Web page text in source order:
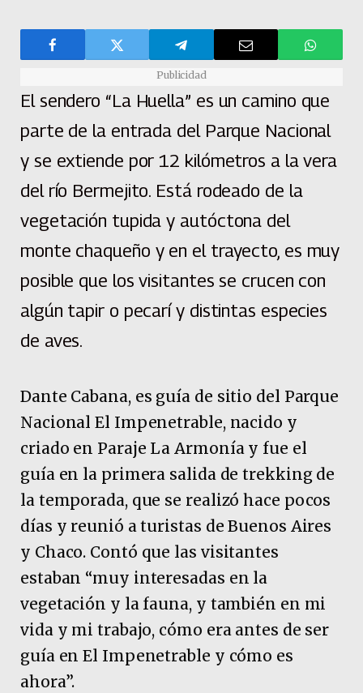
Publicidad
El sendero “La Huella” es un camino que
parte de la entrada del Parque Nacional
y se extiende por 12 kilómetros a la vera
del río Bermejito. Está rodeado de la
vegetación tupida y autóctona del
monte chaqueño y en el trayecto, es muy
posible que los visitantes se crucen con
algún tapir o pecarí y distintas especies
de aves.
Dante Cabana, es guía de sitio del Parque
Nacional El Impenetrable, nacido y
criado en Paraje La Armonía y fue el
guía en la primera salida de trekking de
la temporada, que se realizó hace pocos
días y reunió a turistas de Buenos Aires
y Chaco. Contó que las visitantes
estaban “muy interesadas en la
vegetación y la fauna, y también en mi
vida y mi trabajo, cómo era antes de ser
guía en El Impenetrable y cómo es
ahora”.